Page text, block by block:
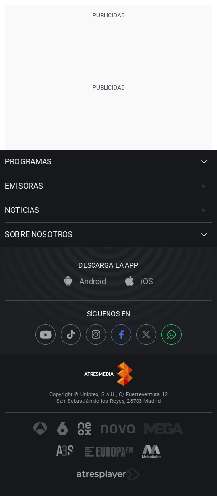
PROGRAMAS
EMISORAS
NOTICIAS
SOBRE NOSOTROS
DESCARGA LA APP
Android iOS
SÍGUENOS EN
Copyright © Uniprex, S.A.U., C/ Fuerteventura 12
San Sebastián de los Reyes, 28703 Madrid